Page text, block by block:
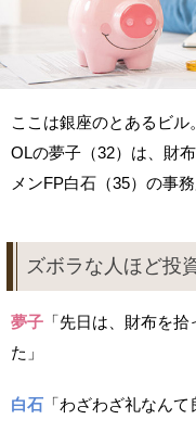
ここは銀座のとあるビル。
OLの夢子（32）は、財
メンFP白石（35）の事
ズボラな人ほど投
夢子 「先日は、財布を
た」
白石 「わざわざ礼なんて